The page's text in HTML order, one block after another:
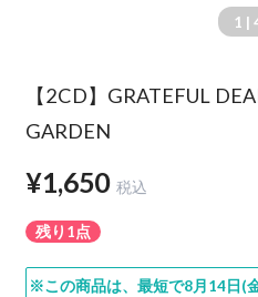
1 |
【2CD】GRATEFUL
GARDEN
¥1,650 税込
残り1点
※この商品は、最短で8月14日(